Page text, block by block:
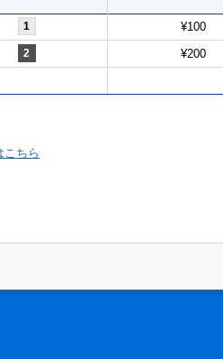
1 ¥100
2 ¥200
こちら